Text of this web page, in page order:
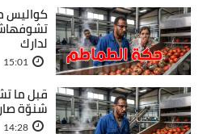
كواليس
لدارك
15:01
قبل ما
شنوّة
14:28